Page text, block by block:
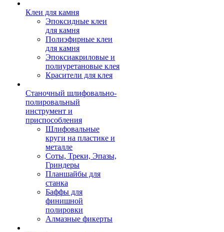
Клеи для камня
Эпоксидные клеи
для камня
Полиэфирные клеи
для камня
Эпоксиакриловые и
полиуретановые клея
Красители для клея
Станочный шлифовально-
полировальный
инструмент и
приспособления
Шлифовальные
круги на пластике и
металле
Соты, Треки, Эпазы,
Гриндеры
Планшайбы для
станка
Баффы для
финишной
полировки
Алмазные фикерты